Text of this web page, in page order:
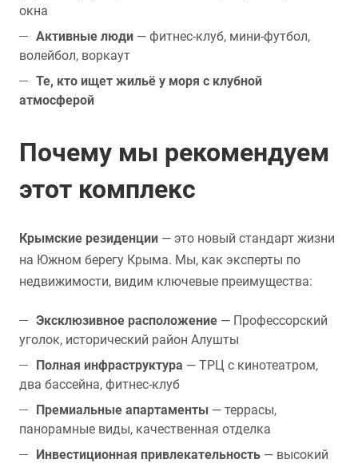
окна
Активные люди — фитнес-клуб, мини-футбол,
волейбол, воркаут
Те, кто ищет жильё у моря с клубной
атмосферой
Почему мы рекомендуем
этот комплекс
Крымские резиденции — это новый стандарт жизни
на Южном берегу Крыма. Мы, как эксперты по
недвижимости, видим ключевые преимущества:
Эксклюзивное расположение — Профессорский
уголок, исторический район Алушты
Полная инфраструктура — ТРЦ с кинотеатром,
два бассейна, фитнес-клуб
Премиальные апартаменты — террасы,
панорамные виды, качественная отделка
Инвестиционная привлекательность — высокий